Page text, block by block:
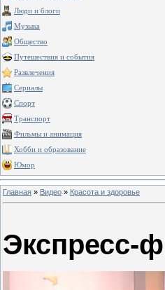
Люди и блоги
Музыка
Общество
Путешествия и события
Развлечения
Сериалы
Спорт
Транспорт
Фильмы и анимация
Хобби и образование
Юмор
Главная » Видео » Красота и здоровье
Экспресс-